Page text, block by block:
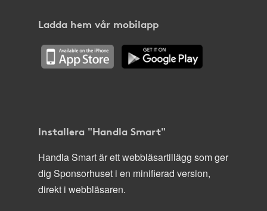
Ladda hem vår mobilapp
Installera "Handla Smart"
Handla Smart är ett webbläsartillägg som ger
dig Sponsorhuset i en minifierad version,
direkt i webbläsaren.